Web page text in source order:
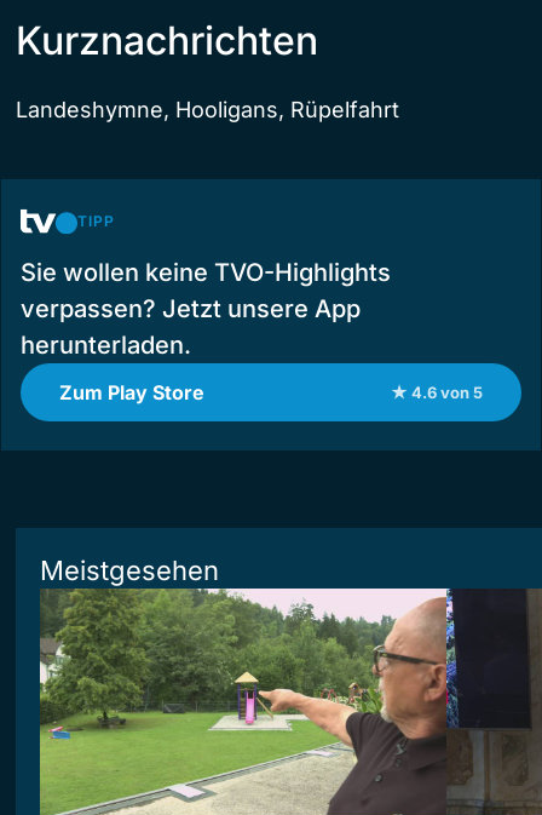
Kurznachrichten
Landeshymne, Hooligans, Rüpelfahrt
TIPP
Sie wollen keine TVO-Highlights
verpassen? Jetzt unsere App
herunterladen.
Zum Play Store ★ 4.6 von 5
Meistgesehen